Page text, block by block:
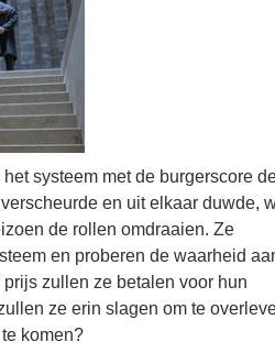
systeem met de burgerscore
en uit elkaar duwde,
de rollen omdraaien. Ze
en proberen de waarheid
zullen ze betalen voor hun
ze erin slagen om te
komen?